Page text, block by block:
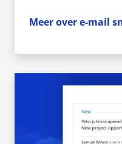
Meer over e-mail